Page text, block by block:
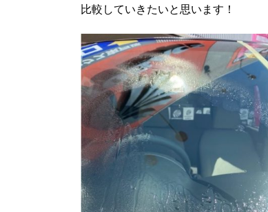
比較していきたいと思います！